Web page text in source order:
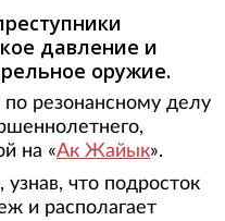
давление и
оружие.
резонансному делу
на «Ак Жайык».
что подросток
и располагает